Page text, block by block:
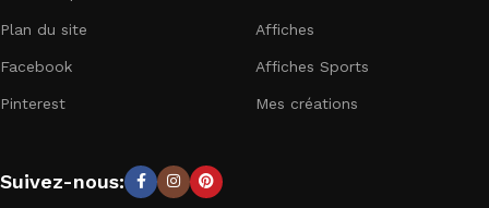
Plan du site
Facebook
Pinterest
Affiches
Affiches Sports
Mes créations
Suivez-nous: